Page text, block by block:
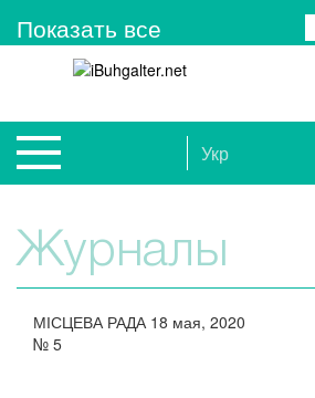
Показать все
Укр
Журналы
МІСЦЕВА РАДА 18 мая, 2020
№ 5